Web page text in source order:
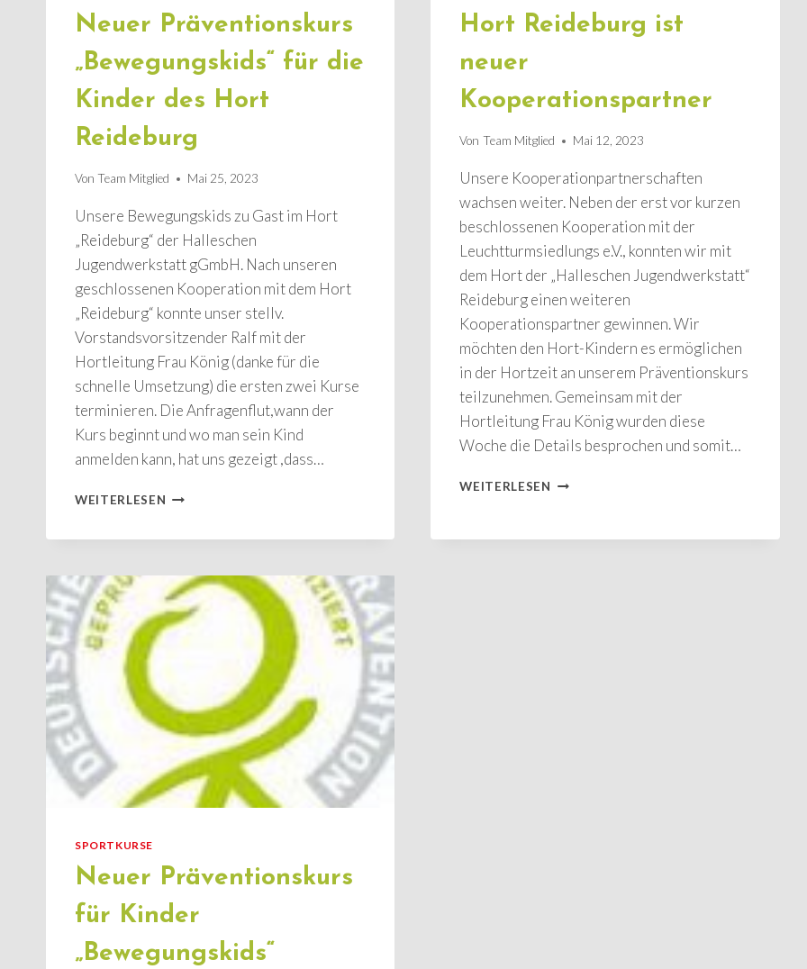
Neuer Präventionskurs
„Bewegungskids“ für die
Kinder des Hort
Reideburg
Von Team Mitglied Mai 25, 2023
Unsere Bewegungskids zu Gast im Hort
„Reideburg“ der Halleschen
Jugendwerkstatt gGmbH. Nach unseren
geschlossenen Kooperation mit dem Hort
„Reideburg“ konnte unser stellv.
Vorstandsvorsitzender Ralf mit der
Hortleitung Frau König (danke für die
schnelle Umsetzung) die ersten zwei Kurse
terminieren. Die Anfragenflut,wann der
Kurs beginnt und wo man sein Kind
anmelden kann, hat uns gezeigt ,dass…
WEITERLESEN NEUER
KINDER
DES
HORT
Hort Reideburg ist
neuer
Kooperationspartner
Von Team Mitglied Mai 12, 2023
Unsere Kooperationpartnerschaften
wachsen weiter. Neben der erst vor kurzen
beschlossenen Kooperation mit der
Leuchtturmsiedlungs e.V., konnten wir mit
dem Hort der „Halleschen Jugendwerkstatt“
Reideburg einen weiteren
Kooperationspartner gewinnen. Wir
möchten den Hort-Kindern es ermöglichen
in der Hortzeit an unserem Präventionskurs
teilzunehmen. Gemeinsam mit der
Hortleitung Frau König wurden diese
Woche die Details besprochen und somit…
WEITERLESEN HORT
NEUER
SPORTKURSE
Neuer Präventionskurs
für Kinder
„Bewegungskids“